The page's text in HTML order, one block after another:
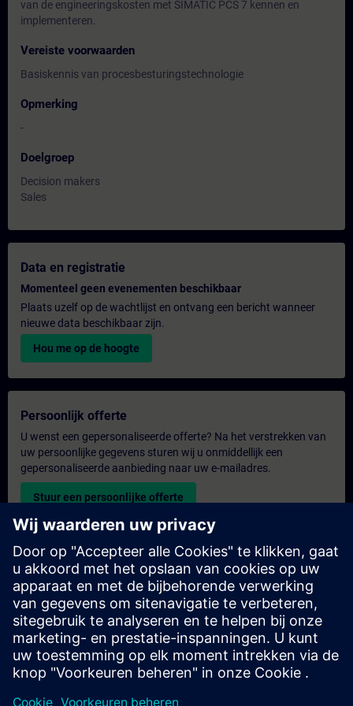
van de engineeringskosten met SIMATIC PCS 7 kennen en
implementeren.
Vereiste voorwaarden
Basiskennis van procesbesturingstechnologie
Opmerking
-
Doelgroep
Decision makers
Sales
Data en registratie
Momenteel geen evenementen beschikbaar
Plaats uzelf op de wachtlijst en ontvang een bericht wanneer
nieuwe data beschikbaar zijn.
Hou me op de hoogte
Persoonlijk offerte
U wenst een gepersonaliseerde offerte? Na het verstrekken van
uw persoonlijke gegevens sturen wij u onmiddellijk een
gepersonaliseerde aanbieding naar uw e-mailadres.
Stuur een persoonlijke offerte
Aanvraag voor een exclusieve training
Heeft u een uitgebreidere trainingsbehoefte en wilt u een offerte
voor exclusieve training – op locatie, virtueel of in een SITRAIN-
trainingscentrum? Bezorg ons u uw persoonlijke gegevens en
uw trainingsbehoeften en u ontvangt van ons een offerte voor
een exclusieve training.
Exclusieve offerte aanvragen